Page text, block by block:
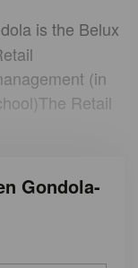
is the Belux
(in
Retail
Gondola-